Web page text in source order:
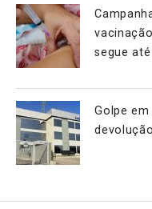
segue
Golpe